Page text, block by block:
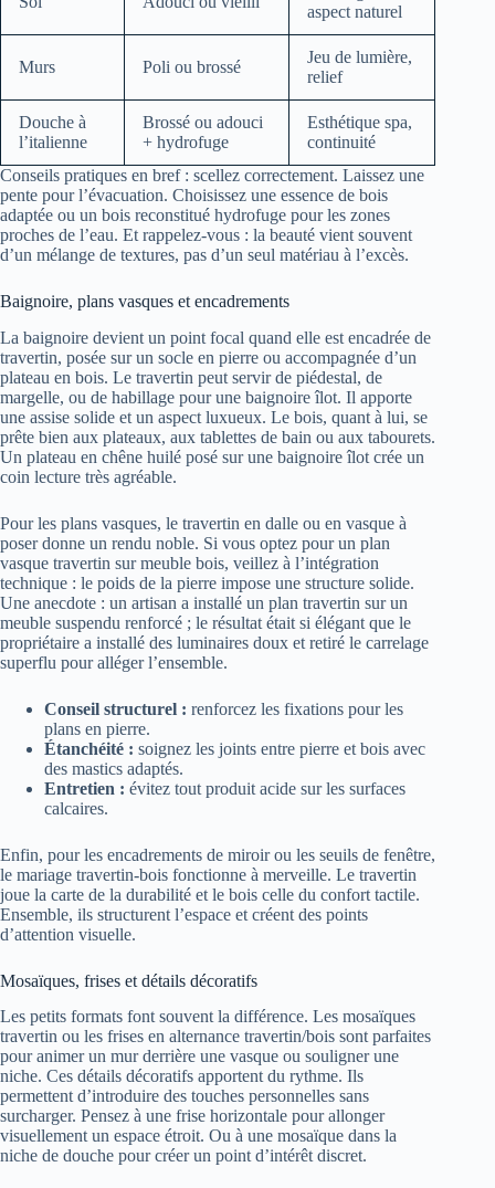
aspect naturel
Murs Poli ou brossé
Jeu de lumière,
relief
Douche à
l’italienne
Brossé ou adouci
+ hydrofuge
Esthétique spa,
continuité
Conseils pratiques en bref : scellez correctement. Laissez une
pente pour l’évacuation. Choisissez une essence de bois
adaptée ou un bois reconstitué hydrofuge pour les zones
proches de l’eau. Et rappelez-vous : la beauté vient souvent
d’un mélange de textures, pas d’un seul matériau à l’excès.
Baignoire, plans vasques et encadrements
La baignoire devient un point focal quand elle est encadrée de
travertin, posée sur un socle en pierre ou accompagnée d’un
plateau en bois. Le travertin peut servir de piédestal, de
margelle, ou de habillage pour une baignoire îlot. Il apporte
une assise solide et un aspect luxueux. Le bois, quant à lui, se
prête bien aux plateaux, aux tablettes de bain ou aux tabourets.
Un plateau en chêne huilé posé sur une baignoire îlot crée un
coin lecture très agréable.
Pour les plans vasques, le travertin en dalle ou en vasque à
poser donne un rendu noble. Si vous optez pour un plan
vasque travertin sur meuble bois, veillez à l’intégration
technique : le poids de la pierre impose une structure solide.
Une anecdote : un artisan a installé un plan travertin sur un
meuble suspendu renforcé ; le résultat était si élégant que le
propriétaire a installé des luminaires doux et retiré le carrelage
superflu pour alléger l’ensemble.
Conseil structurel : renforcez les fixations pour les
plans en pierre.
Étanchéité : soignez les joints entre pierre et bois avec
des mastics adaptés.
Entretien : évitez tout produit acide sur les surfaces
calcaires.
Enfin, pour les encadrements de miroir ou les seuils de fenêtre,
le mariage travertin-bois fonctionne à merveille. Le travertin
joue la carte de la durabilité et le bois celle du confort tactile.
Ensemble, ils structurent l’espace et créent des points
d’attention visuelle.
Mosaïques, frises et détails décoratifs
Les petits formats font souvent la différence. Les mosaïques
travertin ou les frises en alternance travertin/bois sont parfaites
pour animer un mur derrière une vasque ou souligner une
niche. Ces détails décoratifs apportent du rythme. Ils
permettent d’introduire des touches personnelles sans
surcharger. Pensez à une frise horizontale pour allonger
visuellement un espace étroit. Ou à une mosaïque dans la
niche de douche pour créer un point d’intérêt discret.